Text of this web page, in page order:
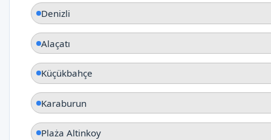
Denizli
Alaçatı
Küçükbahçe
Karaburun
Plaża Altinkoy